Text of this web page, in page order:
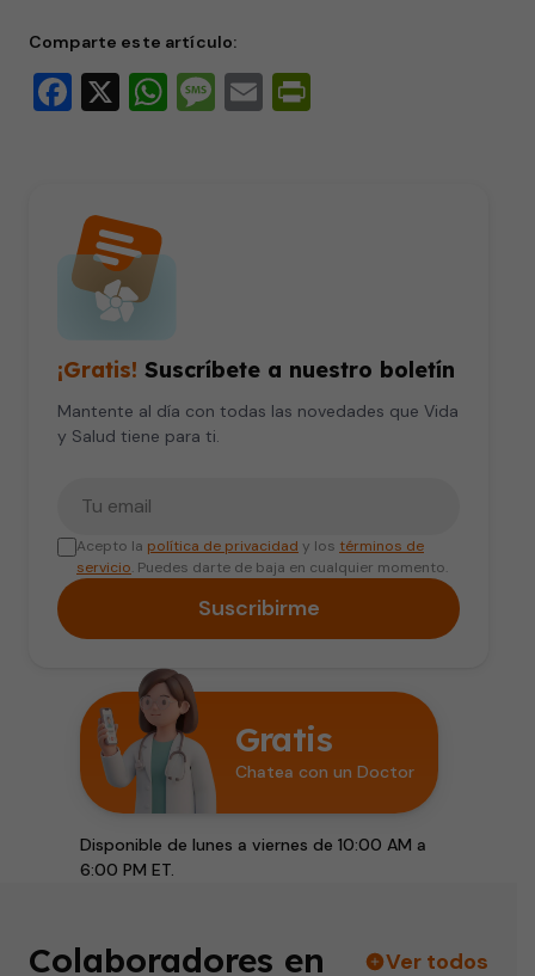
Comparte este artículo:
Facebook
X WhatsApp
Message
Email
¡Gratis! Suscríbete a nuestro boletín
Mantente al día con todas las novedades que Vida
y Salud tiene para ti.
Acepto la política de privacidad y los términos de
servicio. Puedes darte de baja en cualquier momento.
Suscribirme
Gratis
Chatea con un Doctor
Disponible de lunes a viernes de 10:00 AM a
6:00 PM ET.
Colaboradores en
Ver todos